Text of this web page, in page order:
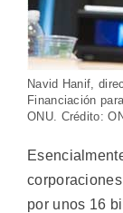
Navid Hanif,
Financiación
ONU. Crédito:
por unos 16